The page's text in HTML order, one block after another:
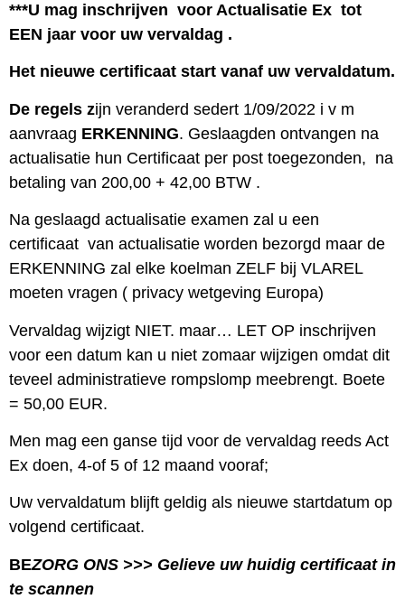
***U mag inschrijven voor Actualisatie Ex tot
EEN jaar voor uw vervaldag .
Het nieuwe certificaat start vanaf uw vervaldatum.
De regels zijn veranderd sedert 1/09/2022 i v m
aanvraag ERKENNING. Geslaagden ontvangen na
actualisatie hun Certificaat per post toegezonden, na
betaling van 200,00 + 42,00 BTW .
Na geslaagd actualisatie examen zal u een
certificaat van actualisatie worden bezorgd maar de
ERKENNING zal elke koelman ZELF bij VLAREL
moeten vragen ( privacy wetgeving Europa)
Vervaldag wijzigt NIET. maar… LET OP inschrijven
voor een datum kan u niet zomaar wijzigen omdat dit
teveel administratieve rompslomp meebrengt. Boete
= 50,00 EUR.
Men mag een ganse tijd voor de vervaldag reeds Act
Ex doen, 4-of 5 of 12 maand vooraf;
Uw vervaldatum blijft geldig als nieuwe startdatum op
volgend certificaat.
BEZORG ONS >>> Gelieve uw huidig certificaat in
te scannen